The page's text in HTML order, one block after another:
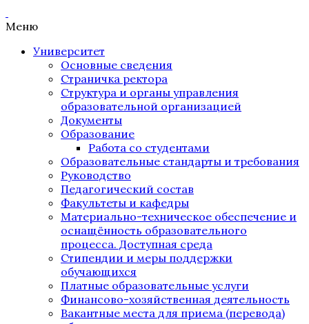
Меню
Университет
Основные сведения
Страничка ректора
Структура и органы управления
образовательной организацией
Документы
Образование
Работа со студентами
Образовательные стандарты и требования
Руководство
Педагогический состав
Факультеты и кафедры
Материально-техническое обеспечение и
оснащённость образовательного
процесса. Доступная среда
Стипендии и меры поддержки
обучающихся
Платные образовательные услуги
Финансово-хозяйственная деятельность
Вакантные места для приема (перевода)